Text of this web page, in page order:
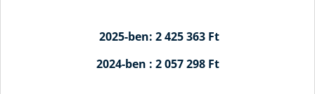
2025-ben: 2 425 363 Ft
2024-ben : 2 057 298 Ft